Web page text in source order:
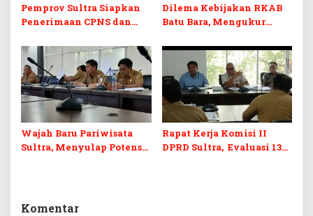
Pemprov Sultra Siapkan
Penerimaan CPNS dan
Desak Formasi Disabilitas
Dilema Kebijakan RKAB
Batu Bara, Mengukur
Penerimaan Negara dan
Kepastian Investasi
Wajah Baru Pariwisata
Sultra, Menyulap Potensi
Rapat Kerja Komisi II
DPRD Sultra, Evaluasi 13
Komentar